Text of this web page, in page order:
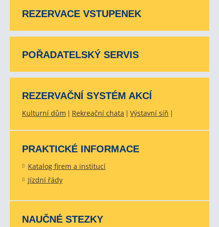
REZERVACE VSTUPENEK
POŘADATELSKÝ SERVIS
REZERVAČNÍ SYSTÉM AKCÍ
Kulturní dům Rekreační chata Výstavní síň
PRAKTICKÉ INFORMACE
Katalog firem a institucí
Jízdní řády
NAUČNÉ STEZKY